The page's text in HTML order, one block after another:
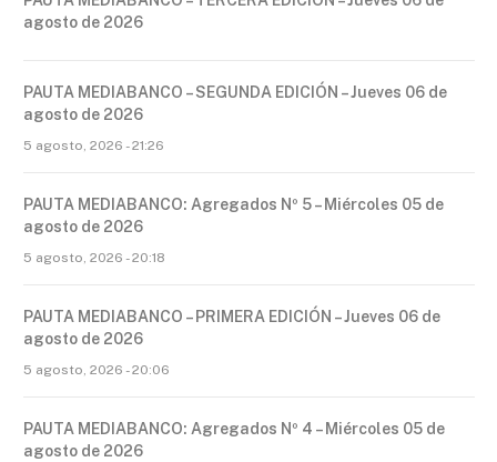
agosto de 2026
PAUTA MEDIABANCO – SEGUNDA EDICIÓN – Jueves 06 de
agosto de 2026
5 agosto, 2026 - 21:26
PAUTA MEDIABANCO: Agregados Nº 5 – Miércoles 05 de
agosto de 2026
5 agosto, 2026 - 20:18
PAUTA MEDIABANCO – PRIMERA EDICIÓN – Jueves 06 de
agosto de 2026
5 agosto, 2026 - 20:06
PAUTA MEDIABANCO: Agregados Nº 4 – Miércoles 05 de
agosto de 2026